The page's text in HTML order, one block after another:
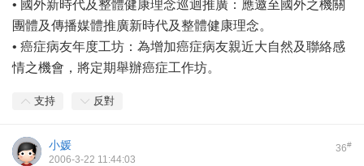
• 國外新時代及整體健康理念巡迴推廣：應邀至國外之機關
團體及傳播媒體推廣新時代及整體健康理念。
• 癌症病友年度工坊：為增加癌症病友親近大自然及聯絡感
情之機會，將定期舉辦癌症工作坊。
支持 反對
36#
小媛
2006-3-22 11:44:03